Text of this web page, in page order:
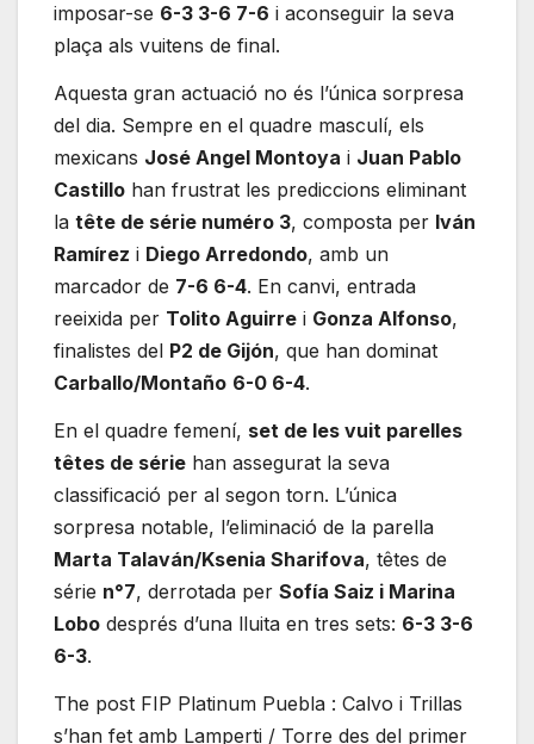
imposar-se 6-3 3-6 7-6 i aconseguir la seva
plaça als vuitens de final.
Aquesta gran actuació no és l’única sorpresa
del dia. Sempre en el quadre masculí, els
mexicans José Angel Montoya i Juan Pablo
Castillo han frustrat les prediccions eliminant
la tête de série numéro 3, composta per Iván
Ramírez i Diego Arredondo, amb un
marcador de 7-6 6-4. En canvi, entrada
reeixida per Tolito Aguirre i Gonza Alfonso,
finalistes del P2 de Gijón, que han dominat
Carballo/Montaño 6-0 6-4.
En el quadre femení, set de les vuit parelles
têtes de série han assegurat la seva
classificació per al segon torn. L’única
sorpresa notable, l’eliminació de la parella
Marta Talaván/Ksenia Sharifova, têtes de
série n°7, derrotada per Sofía Saiz i Marina
Lobo després d’una lluita en tres sets: 6-3 3-6
6-3.
The post FIP Platinum Puebla : Calvo i Trillas
s’han fet amb Lamperti / Torre des del primer